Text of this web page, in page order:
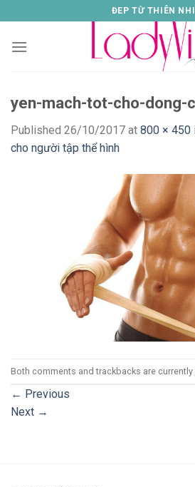
to
content
ĐEP TỪ THIÊN
yen-mach-tot-cho-dong-
Published 26/10/2017 at 800 × 450
cho người tập thể hình
Both comments and trackbacks are currently
← Previous
Next →